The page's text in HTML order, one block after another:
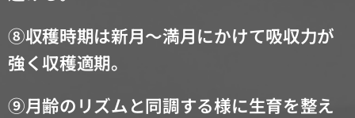
⑧収穫時期は新月～満月にかけて吸収力が
強く収穫適期。
⑨月齢のリズムと同調する様に生育を整え